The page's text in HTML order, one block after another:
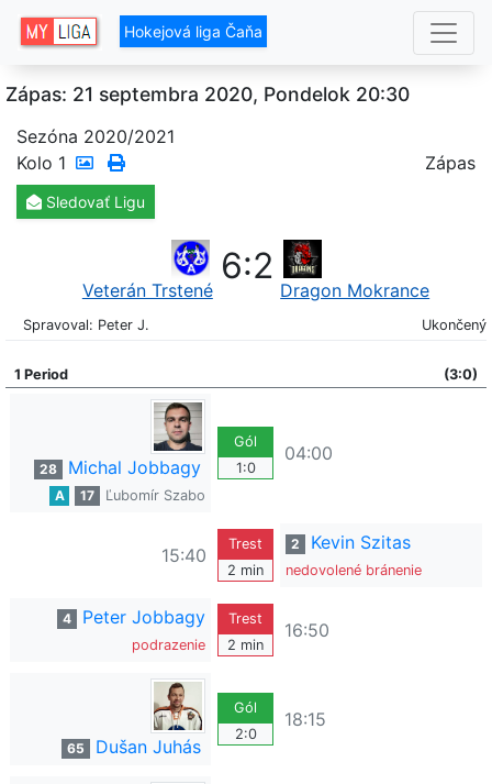
Hokejová liga Čaňa
Zápas: 21 septembra 2020, Pondelok 20:30
Sezóna 2020/2021
Kolo 1 Zápas
Sledovať Ligu
Veterán Trstené
6:2
Dragon Mokrance
Spravoval: Peter J. Ukončený
1 Period (3:0)
28 Michal Jobbagy
A 17 Ľubomír Szabo
Gól
1:0
04:00
15:40
Trest
2 min
2 Kevin Szitas
nedovolené bránenie
4 Peter Jobbagy
podrazenie
Trest
2 min
16:50
65 Dušan Juhás
Gól
2:0
18:15